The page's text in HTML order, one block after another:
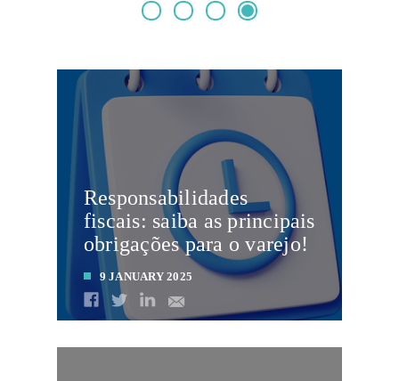
Responsabilidades
fiscais: saiba as principais
obrigações para o varejo!
9 JANUARY 2025